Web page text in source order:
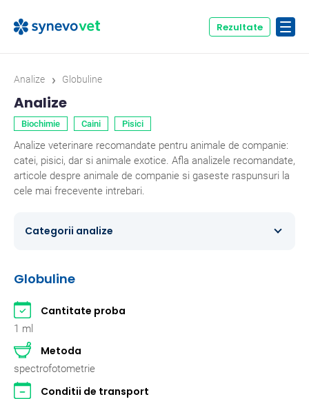
Rezultate
Analize › Globuline
Analize
Biochimie Caini Pisici
Analize veterinare recomandate pentru animale de companie:
catei, pisici, dar si animale exotice. Afla analizele recomandate,
articole despre animale de companie si gaseste raspunsuri la
cele mai frecevente intrebari.
Categorii analize
Pisici
Rumegatoare mari
Globuline
Cantitate proba
1 ml
Metoda
spectrofotometrie
Conditii de transport